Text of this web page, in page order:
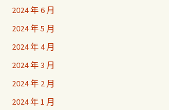
2024 年 6 月
2024 年 5 月
2024 年 4 月
2024 年 3 月
2024 年 2 月
2024 年 1 月